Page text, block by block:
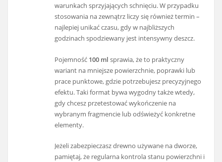
warunkach sprzyjających schnięciu. W przypadku
stosowania na zewnątrz liczy się również termin –
najlepiej unikać czasu, gdy w najbliższych
godzinach spodziewany jest intensywny deszcz.
Pojemność 100 ml sprawia, że to praktyczny
wariant na mniejsze powierzchnie, poprawki lub
prace punktowe, gdzie potrzebujesz precyzyjnego
efektu. Taki format bywa wygodny także wtedy,
gdy chcesz przetestować wykończenie na
wybranym fragmencie lub odświeżyć konkretne
elementy.
Jeżeli zabezpieczasz drewno używane na dworze,
pamiętaj, że regularna kontrola stanu powierzchni i